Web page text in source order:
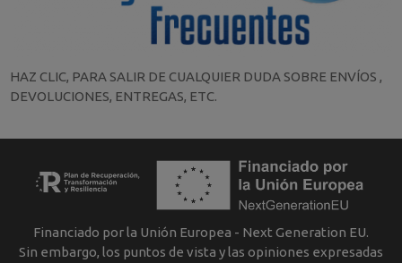
HAZ CLIC, PARA SALIR DE CUALQUIER DUDA SOBRE ENVÍOS ,
DEVOLUCIONES, ENTREGAS, ETC.
Financiado por la Unión Europea - Next Generation EU.
Sin embargo, los puntos de vista y las opiniones expresadas